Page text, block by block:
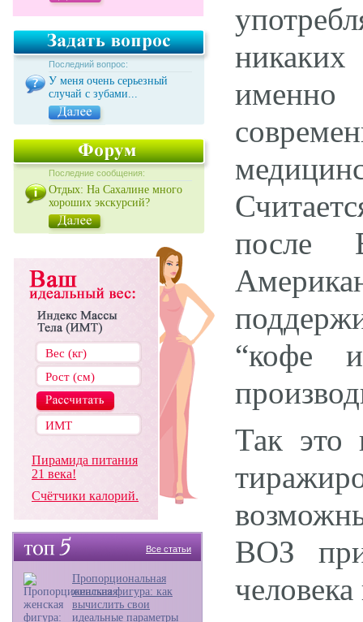
Последний вопрос:
У меня очень серьезный
случай с зубами...
Последние сообщения:
Отдых: На Сахалине много
хороших экскурсий?
Пирамида питания
21 века!
Счётчики калорий.
Все статьи
Пропорциональная
женская фигура: как
вычислить свои
идеальные параметры
именно
после
“кофе
Так это
ВОЗ